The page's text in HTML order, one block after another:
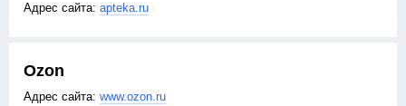
apteka.ru
Ozon
www.ozon.ru